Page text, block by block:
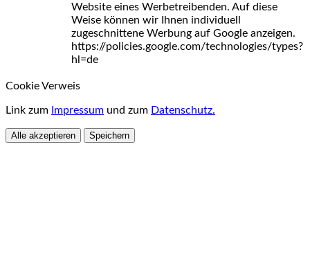
Website eines Werbetreibenden. Auf diese
Weise können wir Ihnen individuell
zugeschnittene Werbung auf Google anzeigen.
https://policies.google.com/technologies/types?
hl=de
Cookie Verweis
Link zum Impressum und zum Datenschutz.
Alle akzeptieren Speichern